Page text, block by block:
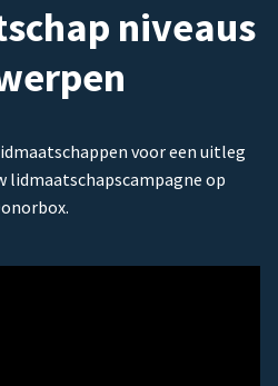
niveaus
voor een uitleg
lidmaatschapscampagne op